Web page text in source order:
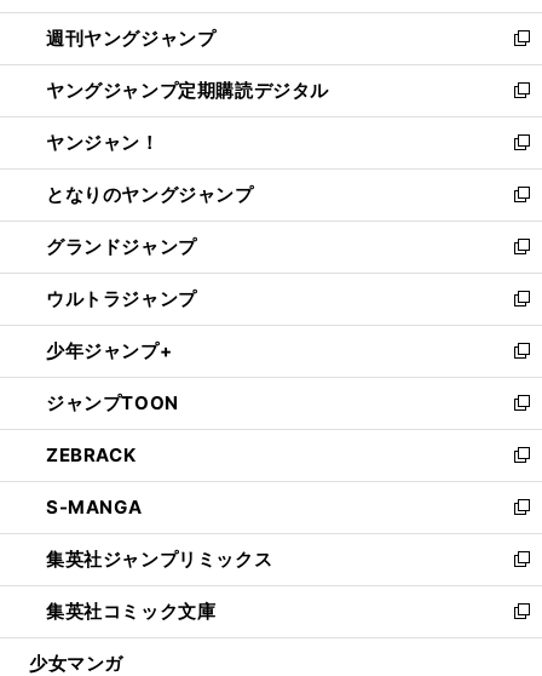
開
く
ウ
で
開
く
ン
ド
ウ
で
開
く
ウ
ィ
ン
ド
ウ
で
開
く
週刊ヤングジャンプ
新
し
い
ウ
ィ
ン
ド
ウ
で
開
く
ヤングジャンプ定期購読デジタル
新
し
い
ウ
ィ
ン
ド
ウ
で
開
く
ヤンジャン！
新
し
い
ウ
ィ
ン
ド
ウ
で
開
く
となりのヤングジャンプ
新
し
い
ウ
ィ
ン
ド
ウ
で
開
く
グランドジャンプ
新
し
い
ウ
ィ
ン
ド
ウ
で
開
く
ウルトラジャンプ
新
し
い
ウ
ィ
ン
ド
ウ
で
開
く
少年ジャンプ+
新
し
い
ウ
ィ
ン
ド
ウ
で
開
く
ジャンプTOON
新
し
い
ウ
ィ
ン
ド
ウ
で
開
ZEBRACK
新
し
い
ウ
ィ
ン
ド
ウ
S-MANGA
新
し
い
ウ
ィ
ン
集英社ジャンプリミックス
新
し
い
ウ
集英社コミック文庫
新
し
少女マンガ